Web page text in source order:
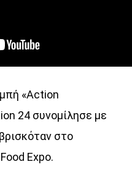
«Action
24 συνομίλησε με
στο
Expo.